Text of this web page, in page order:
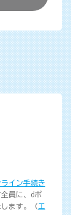
ライン手続き
員に、dポ
ます。（エ